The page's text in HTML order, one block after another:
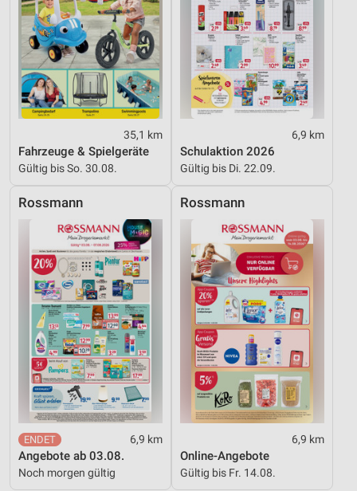
35,1 km
Fahrzeuge & Spielgeräte
Gültig bis So. 30.08.
6,9 km
Schulaktion 2026
Gültig bis Di. 22.09.
Rossmann
6,9 km
Angebote ab 03.08.
Noch morgen gültig
Rossmann
6,9 km
Online-Angebote
Gültig bis Fr. 14.08.